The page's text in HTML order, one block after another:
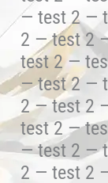
— test 2 —
2 — test 2
test 2 —
— test 2 —
2 — test 2
test 2 —
— test 2 —
2 — test 2